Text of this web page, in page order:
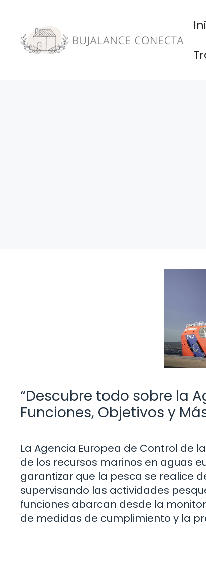
contenido
“Descubre todo sobre la
Funciones, Objetivos y
La Agencia Europea de Control de
de los recursos marinos en aguas
garantizar que la pesca se realice
supervisando las actividades
funciones abarcan desde la
de medidas de cumplimiento y la